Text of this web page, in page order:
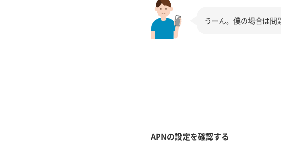
うーん。僕の場合は
APNの設定を確認する